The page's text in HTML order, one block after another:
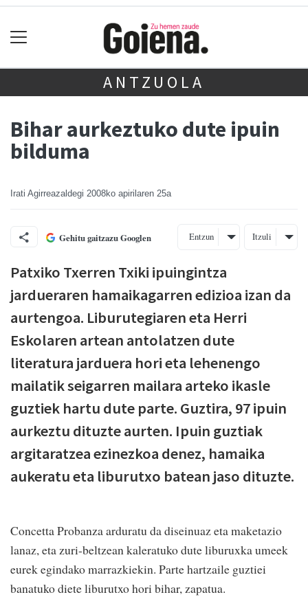
ANTZUOLA
Bihar aurkeztuko dute ipuin
bilduma
Irati Agirreazaldegi 2008ko apirilaren 25a
Gehitu gaitzazu Googlen Entzun Itzuli
Patxiko Txerren Txiki ipuingintza
jardueraren hamaikagarren edizioa izan da
aurtengoa. Liburutegiaren eta Herri
Eskolaren artean antolatzen dute
literatura jarduera hori eta lehenengo
mailatik seigarren mailara arteko ikasle
guztiek hartu dute parte. Guztira, 97 ipuin
aurkeztu dituzte aurten. Ipuin guztiak
argitaratzea ezinezkoa denez, hamaika
aukeratu eta liburutxo batean jaso dituzte.
Concetta Probanza arduratu da diseinuaz eta maketazio
lanaz, eta zuri-beltzean kaleratuko dute liburuxka umeek
eurek egindako marrazkiekin. Parte hartzaile guztiei
banatuko diete liburutxo hori bihar, zapatua.